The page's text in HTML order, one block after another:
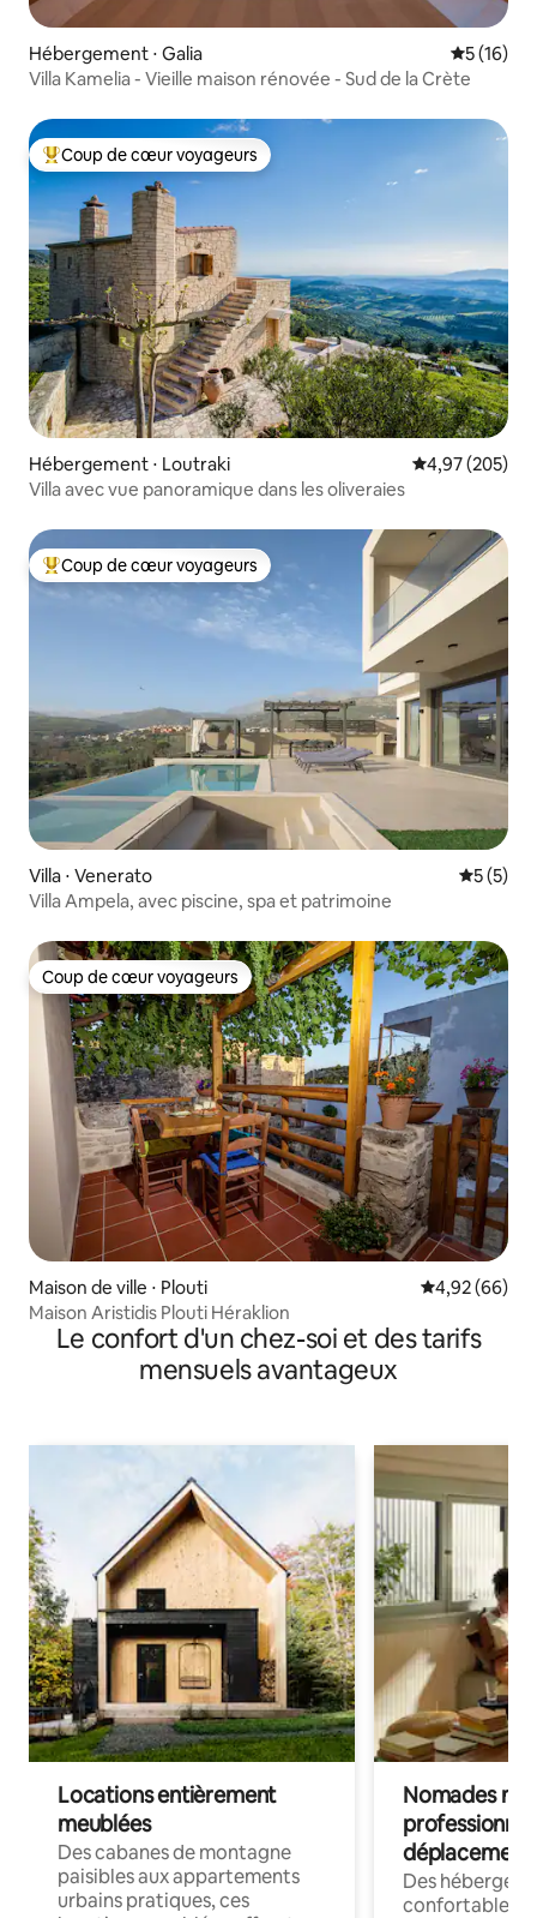
Hébergement ⋅ Galia
5 (16)
Villa Kamelia - Vieille maison rénovée - Sud de la Crète
Coups de cœur voyageurs les plus appréciés
Coup de cœur voyageurs
Hébergement ⋅ Loutraki Évaluation
4,97 (205)
Villa avec vue panoramique dans les oliveraies
Coups de cœur voyageurs les plus appréciés
Coup de cœur voyageurs
Villa ⋅ Venerato
5 (5)
Villa Ampela, avec piscine, spa et patrimoine
Coup de cœur voyageurs
Coup de cœur voyageurs
Maison de ville ⋅ Plouti Évaluation
4,92 (66)
Maison Aristidis Plouti Héraklion
Le confort d'un chez-soi et des tarifs
mensuels avantageux
Locations entièrement
meublées
Des cabanes de montagne
paisibles aux appartements
urbains pratiques, ces
Nomades
déplacement
Des
confortables